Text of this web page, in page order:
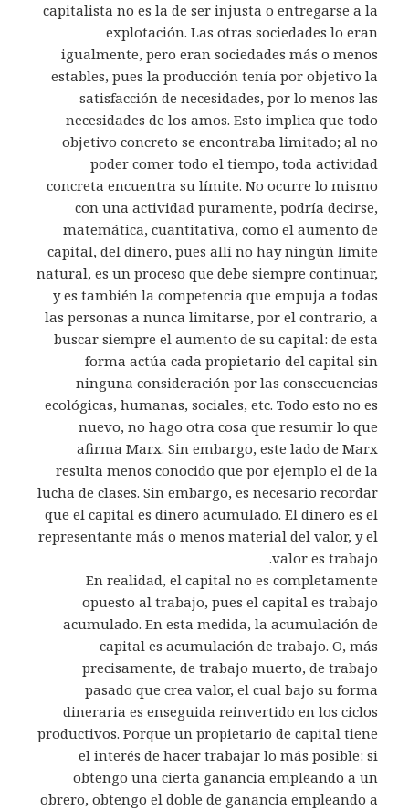
capitalista no es la de ser injusta o entregarse a la
explotación. Las otras sociedades lo eran
igualmente, pero eran sociedades más o menos
estables, pues la producción tenía por objetivo la
satisfacción de necesidades, por lo menos las
necesidades de los amos. Esto implica que todo
objetivo concreto se encontraba limitado; al no
poder comer todo el tiempo, toda actividad
concreta encuentra su límite. No ocurre lo mismo
con una actividad puramente, podría decirse,
matemática, cuantitativa, como el aumento de
capital, del dinero, pues allí no hay ningún límite
natural, es un proceso que debe siempre continuar,
y es también la competencia que empuja a todas
las personas a nunca limitarse, por el contrario, a
buscar siempre el aumento de su capital: de esta
forma actúa cada propietario del capital sin
ninguna consideración por las consecuencias
ecológicas, humanas, sociales, etc. Todo esto no es
nuevo, no hago otra cosa que resumir lo que
afirma Marx. Sin embargo, este lado de Marx
resulta menos conocido que por ejemplo el de la
lucha de clases. Sin embargo, es necesario recordar
que el capital es dinero acumulado. El dinero es el
representante más o menos material del valor, y el
valor es trabajo.
En realidad, el capital no es completamente
opuesto al trabajo, pues el capital es trabajo
acumulado. En esta medida, la acumulación de
capital es acumulación de trabajo. O, más
precisamente, de trabajo muerto, de trabajo
pasado que crea valor, el cual bajo su forma
dineraria es enseguida reinvertido en los ciclos
productivos. Porque un propietario de capital tiene
el interés de hacer trabajar lo más posible: si
obtengo una cierta ganancia empleando a un
obrero, obtengo el doble de ganancia empleando a